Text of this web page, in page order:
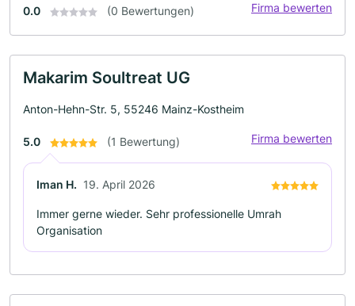
0.0 (0 Bewertungen) Firma bewerten
Makarim Soultreat UG
Anton-Hehn-Str. 5, 55246 Mainz-Kostheim
5.0 (1 Bewertung) Firma bewerten
Iman H. 19. April 2026
Immer gerne wieder. Sehr professionelle Umrah
Organisation